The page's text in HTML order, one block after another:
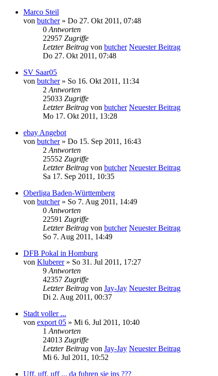
Marco Steil
von butcher» Do 27. Okt 2011, 07:48
0 Antworten
22957 Zugriffe
Letzter Beitrag von butcher Neuester Beitrag
Do 27. Okt 2011, 07:48
SV Saar05
von butcher» So 16. Okt 2011, 11:34
2 Antworten
25033 Zugriffe
Letzter Beitrag von butcher Neuester Beitrag
Mo 17. Okt 2011, 13:28
ebay Angebot
von butcher» Do 15. Sep 2011, 16:43
2 Antworten
25552 Zugriffe
Letzter Beitrag von butcher Neuester Beitrag
Sa 17. Sep 2011, 10:35
Oberliga Baden-Württemberg
von butcher» So 7. Aug 2011, 14:49
0 Antworten
22591 Zugriffe
Letzter Beitrag von butcher Neuester Beitrag
So 7. Aug 2011, 14:49
DFB Pokal in Homburg
von Kluberer» So 31. Jul 2011, 17:27
9 Antworten
42357 Zugriffe
Letzter Beitrag von Jay-Jay Neuester Beitrag
Di 2. Aug 2011, 00:37
Stadt voller ...
von export 05 » Mi 6. Jul 2011, 10:40
1 Antworten
24013 Zugriffe
Letzter Beitrag von Jay-Jay Neuester Beitrag
Mi 6. Jul 2011, 10:52
Uff, uff, uff ... da fuhren sie ins ???